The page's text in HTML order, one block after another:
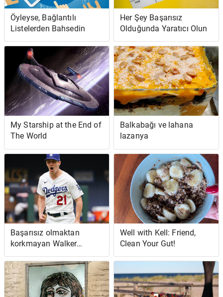
Öyleyse, Bağlantılı
Listelerden Bahsedin
Her Şey Başarısız
Olduğunda Yaratıcı Olun
My Starship at the End of
The World
Balkabağı ve lahana
lazanya
Başarısız olmaktan
korkmayan Walker
Buehler, NLCS Game 6'da
sakince tekrar başardı
Well with Kell: Friend,
Clean Your Gut!